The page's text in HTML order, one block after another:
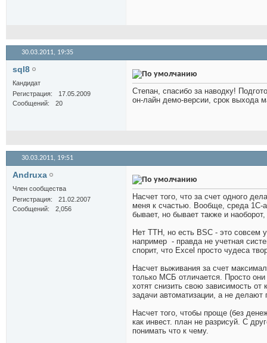
30.03.2011, 19:35
sql8
Кандидат
Регистрация
17.05.2009
Сообщений
20
Степан, спасибо за наводку!
он-лайн демо-версии, срок выхода
30.03.2011, 19:51
Andruxa
Член сообщества
Регистрация
21.02.2007
Сообщений
2,056
Насчет того, что за счет одного
меня к счастью. Вообще, среда 1С-
бывает, но бывает также и
Нет ТТН, но есть BSC - это совсем
например - правда не учетная
спорит, что Excel просто чудеса
Насчет выживания за счет
только МСБ отличается. Просто
хотят снизить свою зависимость от
задачи автоматизации, а не делают
Насчет того, чтобы проще (без
как инвест. план не разрисуй. С
понимать что к чему.